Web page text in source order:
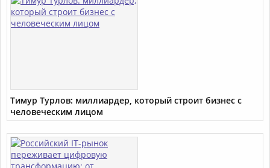
Тимур Турлов: миллиардер, который строит бизнес с
человеческим лицом